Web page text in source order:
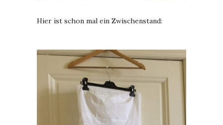
Hier ist schon mal ein Zwischenstand: